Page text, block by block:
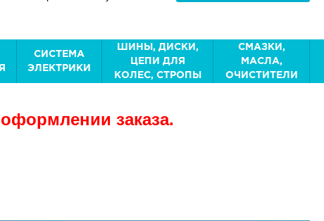
СИСТЕМА
ЭЛЕКТРИКИ
ШИНЫ, ДИСКИ,
ЦЕПИ ДЛЯ
КОЛЕС, СТРОПЫ
СМАЗКИ,
МАСЛА,
ОЧИСТИТЕЛИ
заказа.